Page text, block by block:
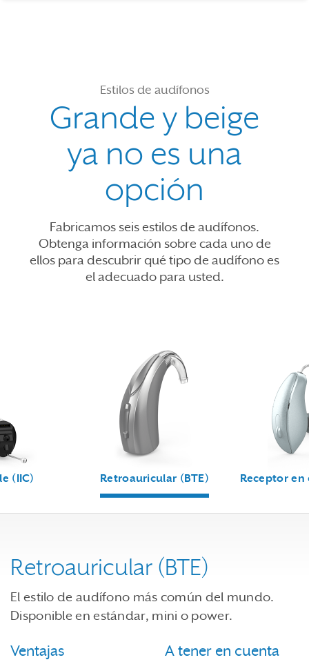
Estilos de audífonos
Grande y beige
ya no es una
opción
Fabricamos seis estilos de audífonos.
Obtenga información sobre cada uno de
ellos para descubrir qué tipo de audífono es
el adecuado para usted.
(IIC) Retroauricular (BTE) Receptor en
Retroauricular (BTE)
El estilo de audífono más común del mundo.
Disponible en estándar, mini o power.
Ventajas A tener en cuenta